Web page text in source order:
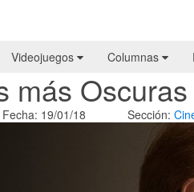
Videojuegos Columnas
más
Fecha: 19/01/18 Sección: